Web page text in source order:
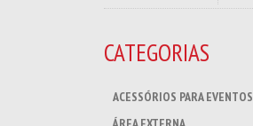
CATEGORIAS
ACESSÓRIOS PARA EVENTOS